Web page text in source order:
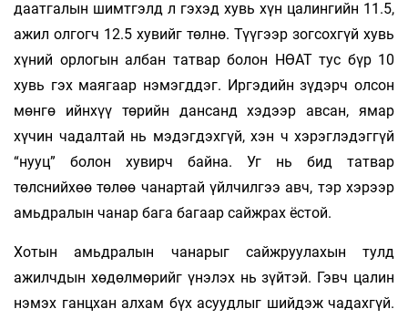
даатгалын шимтгэлд л гэхэд хувь хүн цалингийн 11.5,
ажил олгогч 12.5 хувийг төлнө. Түүгээр зогсохгүй хувь
хүний орлогын албан татвар болон НӨАТ тус бүр 10
хувь гэх маягаар нэмэгддэг. Иргэдийн зүдэрч олсон
мөнгө ийнхүү төрийн дансанд хэдээр авсан, ямар
хүчин чадалтай нь мэдэгдэхгүй, хэн ч хэрэглэдэггүй
“нууц” болон хувирч байна. Уг нь бид татвар
төлснийхөө төлөө чанартай үйлчилгээ авч, тэр хэрээр
амьдралын чанар бага багаар сайжрах ёстой.
Хотын амьдралын чанарыг сайжруулахын тулд
ажилчдын хөдөлмөрийг үнэлэх нь зүйтэй. Гэвч цалин
нэмэх ганцхан алхам бүх асуудлыг шийдэж чадахгүй.